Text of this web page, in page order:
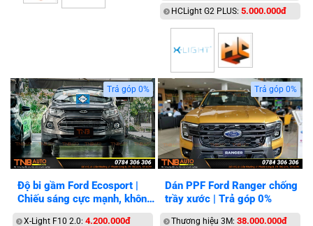
HCLight G2 PLUS: 5.000.000đ
Trả góp 0%
Độ bi gầm Ford Ecosport |
Chiếu sáng cực mạnh, không
chói
X-Light F10 2.0: 4.200.000đ
Trả góp 0%
Dán PPF Ford Ranger chống
trầy xước | Trả góp 0%
Thương hiệu 3M: 38.000.000đ